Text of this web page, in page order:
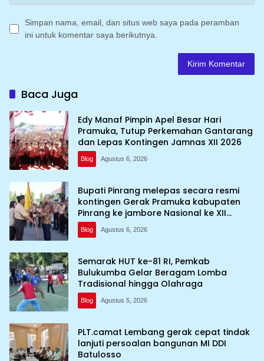
Simpan nama, email, dan situs web saya pada peramban
ini untuk komentar saya berikutnya.
Baca Juga
Edy Manaf Pimpin Apel Besar Hari
Pramuka, Tutup Perkemahan Gantarang
dan Lepas Kontingen Jamnas XII 2026
Blog Agustus 6, 2026
Bupati Pinrang melepas secara resmi
kontingen Gerak Pramuka kabupaten
Pinrang ke jambore Nasional ke XII
kebumi perkemahan Cibubur
Blog Agustus 6, 2026
Semarak HUT ke-81 RI, Pemkab
Bulukumba Gelar Beragam Lomba
Tradisional hingga Olahraga
Blog Agustus 5, 2026
PLT.camat Lembang gerak cepat tindak
lanjuti persoalan bangunan MI DDI
Batulosso